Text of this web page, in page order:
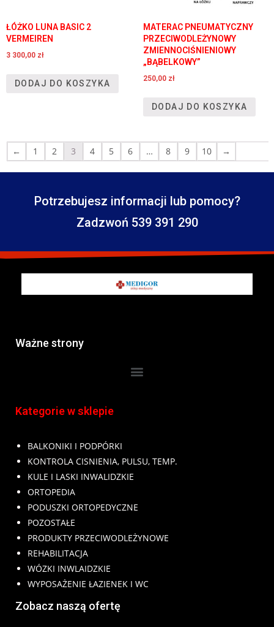
ŁÓŻKO LUNA BASIC 2
VERMEIREN
3 300,00 zł
DODAJ DO KOSZYKA
MATERAC PNEUMATYCZNY
PRZECIWODLEŻYNOWY
ZMIENNOCIŚNIENIOWY
„BĄBELKOWY”
250,00 zł
DODAJ DO KOSZYKA
← 1 2 3 4 5 6 … 8 9 10 →
Potrzebujesz informacji lub pomocy?
Zadzwoń 539 391 290
Ważne strony
Kategorie w sklepie
BALKONIKI I PODPÓRKI
KONTROLA CISNIENIA, PULSU, TEMP.
KULE I LASKI INWALIDZKIE
ORTOPEDIA
PODUSZKI ORTOPEDYCZNE
POZOSTAŁE
PRODUKTY PRZECIWODLEŻYNOWE
REHABILITACJA
WÓZKI INWLAIDZKIE
WYPOSAŻENIE ŁAZIENEK I WC
Zobacz naszą ofertę